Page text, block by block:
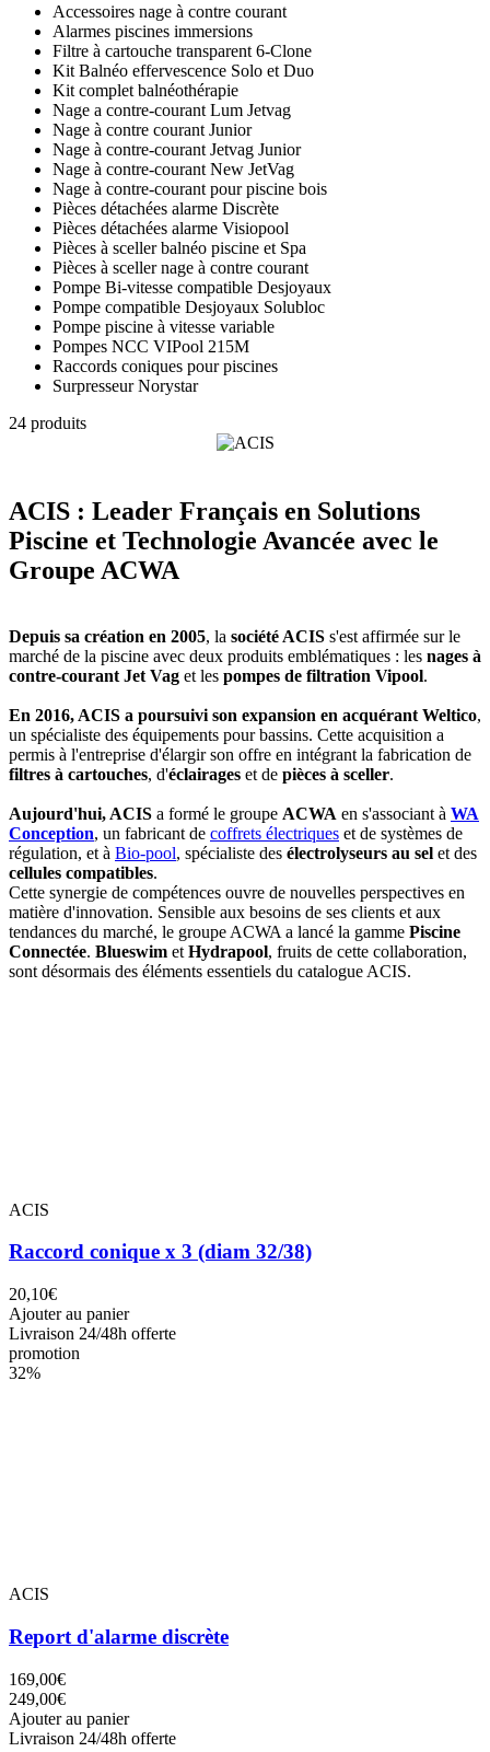
Accessoires nage à contre courant
Alarmes piscines immersions
Filtre à cartouche transparent 6-Clone
Kit Balnéo effervescence Solo et Duo
Kit complet balnéothérapie
Nage a contre-courant Lum Jetvag
Nage à contre courant Junior
Nage à contre-courant Jetvag Junior
Nage à contre-courant New JetVag
Nage à contre-courant pour piscine bois
Pièces détachées alarme Discrète
Pièces détachées alarme Visiopool
Pièces à sceller balnéo piscine et Spa
Pièces à sceller nage à contre courant
Pompe Bi-vitesse compatible Desjoyaux
Pompe compatible Desjoyaux Solubloc
Pompe piscine à vitesse variable
Pompes NCC VIPool 215M
Raccords coniques pour piscines
Surpresseur Norystar
24 produits
ACIS : Leader Français en Solutions
Piscine et Technologie Avancée avec le
Groupe ACWA
Depuis sa création en 2005, la société ACIS s'est affirmée sur le
marché de la piscine avec deux produits emblématiques : les nages à
contre-courant Jet Vag et les pompes de filtration Vipool.
En 2016, ACIS a poursuivi son expansion en acquérant Weltico,
un spécialiste des équipements pour bassins. Cette acquisition a
permis à l'entreprise d'élargir son offre en intégrant la fabrication de
filtres à cartouches, d'éclairages et de pièces à sceller.
Aujourd'hui, ACIS a formé le groupe ACWA en s'associant à WA
Conception, un fabricant de coffrets électriques et de systèmes de
régulation, et à Bio-pool, spécialiste des électrolyseurs au sel et des
cellules compatibles.
Cette synergie de compétences ouvre de nouvelles perspectives en
matière d'innovation. Sensible aux besoins de ses clients et aux
tendances du marché, le groupe ACWA a lancé la gamme Piscine
Connectée. Blueswim et Hydrapool, fruits de cette collaboration,
sont désormais des éléments essentiels du catalogue ACIS.
ACIS
Raccord conique x 3 (diam 32/38)
20,10€
Ajouter au panier
Livraison 24/48h offerte
promotion
32%
ACIS
Report d'alarme discrète
169,00€
249,00€
Ajouter au panier
Livraison 24/48h offerte